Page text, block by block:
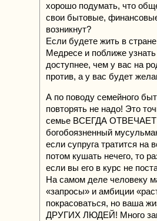
хорошо подумать, что
свои бытовые,
возникнут?
Если будете жить в
Медресе и поближе
доступнее, чем у вас на
против, а у вас будет
А по поводу семейного
повторять не надо! Это
семье ВСЕГДА ОТВЕЧАЕТ
богобоязненный
если супруга тратится
потом кушать нечего, то
если вы его в курс не
На самом деле человеку
«запросы» и амбиции
покрасоваться, но
ДРУГИХ ЛЮДЕЙ! Много